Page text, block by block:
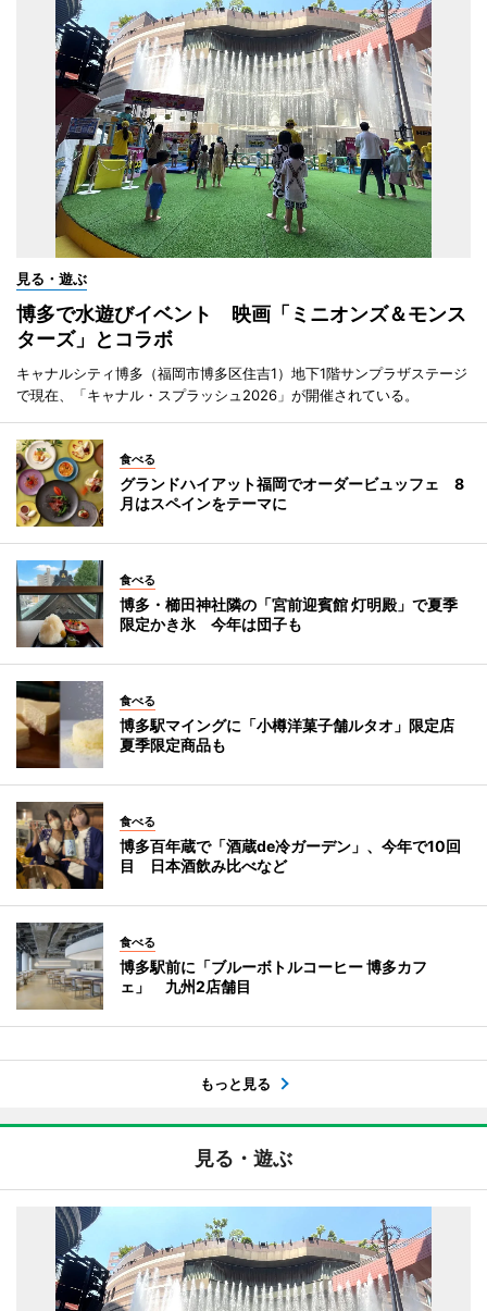
見る・遊ぶ
博多で水遊びイベント 映画「ミニオンズ＆モンス
ターズ」とコラボ
キャナルシティ博多（福岡市博多区住吉1）地下1階サンプラザステージ
で現在、「キャナル・スプラッシュ2026」が開催されている。
食べる
グランドハイアット福岡でオーダービュッフェ 8
月はスペインをテーマに
食べる
博多・櫛田神社隣の「宮前迎賓館 灯明殿」で夏季
限定かき氷 今年は団子も
食べる
博多駅マイングに「小樽洋菓子舗ルタオ」限定店
夏季限定商品も
食べる
博多百年蔵で「酒蔵de冷ガーデン」、今年で10回
目 日本酒飲み比べなど
食べる
博多駅前に「ブルーボトルコーヒー 博多カフ
ェ」 九州2店舗目
もっと見る
見る・遊ぶ